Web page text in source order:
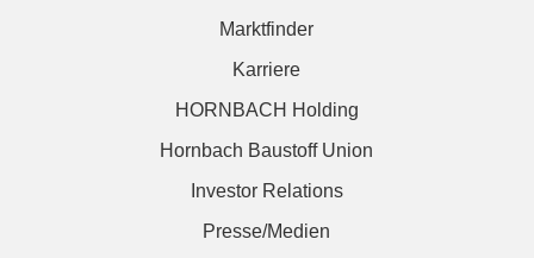
Marktfinder
Karriere
HORNBACH Holding
Hornbach Baustoff Union
Investor Relations
Presse/Medien